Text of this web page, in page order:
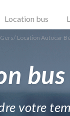
Location bus
/ Location Autocar
votre